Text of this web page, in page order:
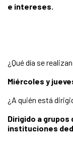
e intereses.
¿Qué día se
Miércoles y
¿A quién está
Dirigido a
instituciones